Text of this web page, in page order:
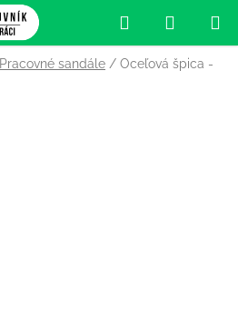
Hľadať
KOŠÍK
Pracovné sandále / Oceľová špica -